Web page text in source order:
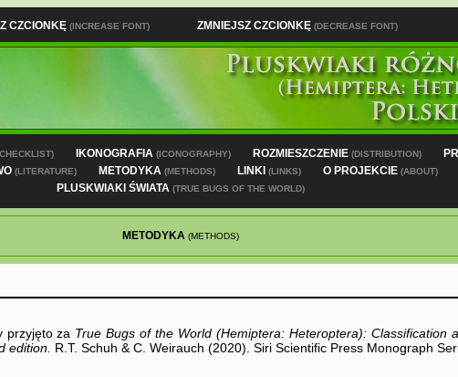
CZCIONKĘ (INCREASE FONT) ZMNIEJSZ CZCIONKĘ (DECREASE FONT)
IKONOGRAFIA (ICONOGRAPHY) ROZMIESZCZENIE (DISTRIBUTION)
(LITERATURE) METODYKA (METHODS) LINKI (LINKS) O PROJEKCIE (ABOUT)
PLUSKWIAKI ŚWIATA (TRUE BUGS OF THE WORLD)
METODYKA (METHODS)
przyjęto za True Bugs of the World (Hemiptera: Heteroptera): Classification
edition. R.T. Schuh & C. Weirauch (2020). Siri Scientific Press Monograph